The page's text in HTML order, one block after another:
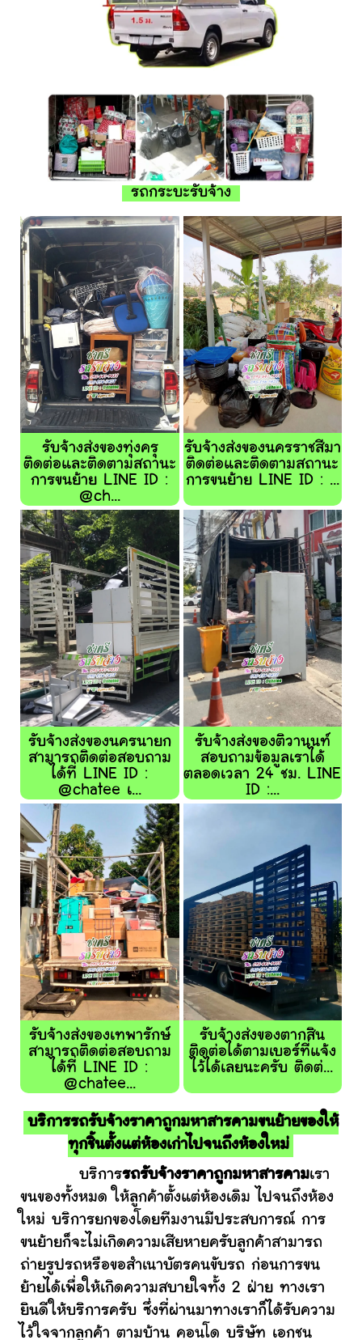
รถกระบะรับจ้าง
รับจ้างส่งของทุ่งครุ
ติดต่อและติดตามสถานะ
การขนย้าย LINE ID :
@ch...
รับจ้างส่งของนครราชสีมา
ติดต่อและติดตามสถานะ
การขนย้าย LINE ID : ...
รับจ้างส่งของนครนายก
สามารถติดต่อสอบถาม
ได้ที่ LINE ID :
@chatee เ...
รับจ้างส่งของติวานนท์
สอบถามข้อมูลเราได้
ตลอดเวลา 24 ชม. LINE
ID :...
รับจ้างส่งของเทพารักษ์
สามารถติดต่อสอบถาม
ได้ที่ LINE ID :
@chatee...
รับจ้างส่งของตากสิน
ติดต่อได้ตามเบอร์ที่แจ้ง
ไว้ได้เลยนะครับ ติดต่...
บริการรถรับจ้างราคาถูกมหาสารคามขนย้ายของให้
ทุกชิ้นตั้งแต่ห้องเก่าไปจนถึงห้องใหม่
บริการรถรับจ้างราคาถูกมหาสารคามเรา
ขนของทั้งหมด ให้ลูกค้าตั้งแต่ห้องเดิม ไปจนถึงห้อง
ใหม่ บริการยกของโดยทีมงานมีประสบการณ์ การ
ขนย้ายก็จะไม่เกิดความเสียหายครับลูกค้าสามารถ
ถ่ายรูปรถหรือขอสำเนาบัตรคนขับรถ ก่อนการขน
ย้ายได้เพื่อให้เกิดความสบายใจทั้ง 2 ฝ่าย ทางเรา
ยินดีให้บริการครับ ซึ่งที่ผ่านมาทางเราก็ได้รับความ
ไว้ใจจากลูกค้า ตามบ้าน คอนโด บริษัท เอกชน